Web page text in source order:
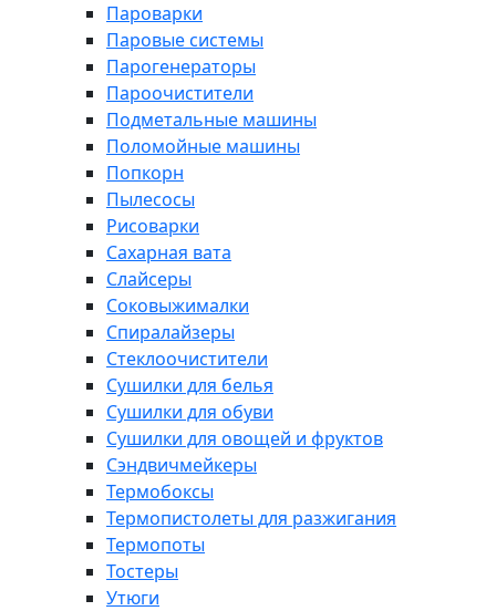
Пароварки
Паровые системы
Парогенераторы
Пароочистители
Подметальные машины
Поломойные машины
Попкорн
Пылесосы
Рисоварки
Сахарная вата
Слайсеры
Соковыжималки
Спиралайзеры
Стеклоочистители
Сушилки для белья
Сушилки для обуви
Сушилки для овощей и фруктов
Сэндвичмейкеры
Термобоксы
Термопистолеты для разжигания
Термопоты
Тостеры
Утюги